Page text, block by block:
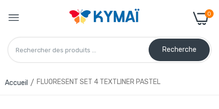
0
Recherche
Accueil FLUORESENT SET 4 TEXTLINER PASTEL